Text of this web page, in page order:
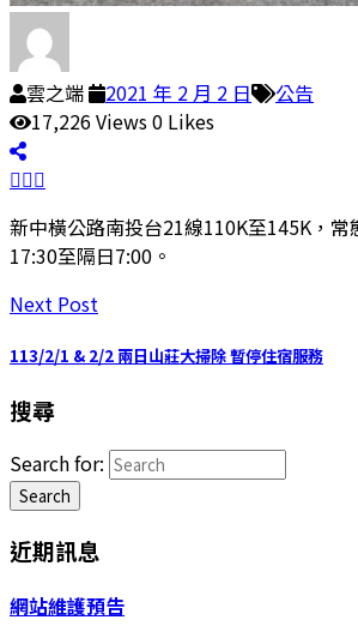
雲之端 2021 年 2 月 2 日
公告
17,226Views0 Likes
新中橫公路南投台21線110K至145K，常
17:30至隔日7:00。
Next Post
113/2/1 & 2/2 兩日山莊大掃除 暫停住宿服務
搜尋
Search for:
Search
近期訊息
網站維護預告